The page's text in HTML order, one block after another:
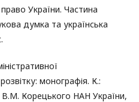
України. Частина
думка та українська
монографія. К.:
В.М. Корецького НАН України,